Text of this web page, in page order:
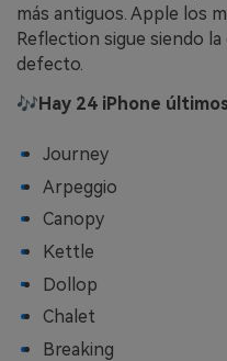
más antiguos. Apple los
Reflection sigue siendo
defecto.
🎶Hay 24 iPhone
Journey
Arpeggio
Canopy
Kettle
Dollop
Chalet
Breaking